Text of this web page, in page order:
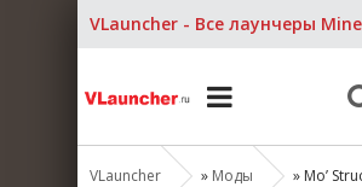
VLauncher - Все лаунчеры
VLauncher » Моды » Mo’ Structures для